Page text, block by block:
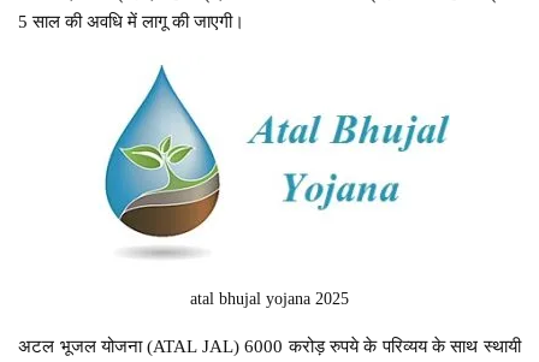
5 साल की अवधि में लागू की जाएगी।
atal bhujal yojana 2025
अटल भूजल योजना (ATAL JAL) 6000 करोड़ रुपये के परिव्यय के साथ स्थायी